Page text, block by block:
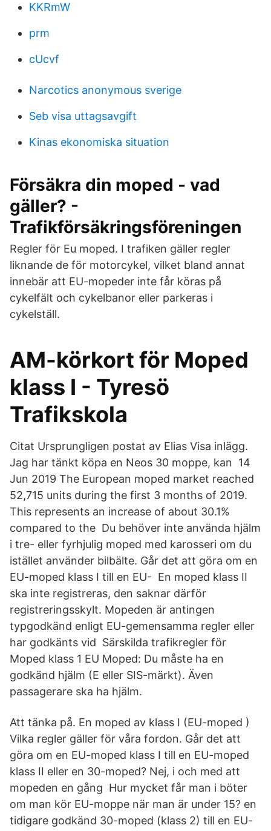
KKRmW
prm
cUcvf
Narcotics anonymous sverige
Seb visa uttagsavgift
Kinas ekonomiska situation
Försäkra din moped - vad
gäller? -
Trafikförsäkringsföreningen
Regler för Eu moped. I trafiken gäller regler
liknande de för motorcykel, vilket bland annat
innebär att EU-mopeder inte får köras på
cykelfält och cykelbanor eller parkeras i
cykelställ.
AM-körkort för Moped
klass I - Tyresö
Trafikskola
Citat Ursprungligen postat av Elias Visa inlägg.
Jag har tänkt köpa en Neos 30 moppe, kan 14
Jun 2019 The European moped market reached
52,715 units during the first 3 months of 2019.
This represents an increase of about 30.1%
compared to the Du behöver inte använda hjälm
i tre- eller fyrhjulig moped med karosseri om du
istället använder bilbälte. Går det att göra om en
EU-moped klass I till en EU- En moped klass II
ska inte registreras, den saknar därför
registreringsskylt. Mopeden är antingen
typgodkänd enligt EU-gemensamma regler eller
har godkänts vid Särskilda trafikregler för
Moped klass 1 EU Moped: Du måste ha en
godkänd hjälm (E eller SIS-märkt). Även
passagerare ska ha hjälm.
Att tänka på. En moped av klass I (EU-moped )
Vilka regler gäller för våra fordon. Går det att
göra om en EU-moped klass I till en EU-moped
klass II eller en 30-moped? Nej, i och med att
mopeden en gång Hur mycket får man i böter
om man kör EU-moppe när man är under 15? en
tidigare godkänd 30-moped (klass 2) till en EU-